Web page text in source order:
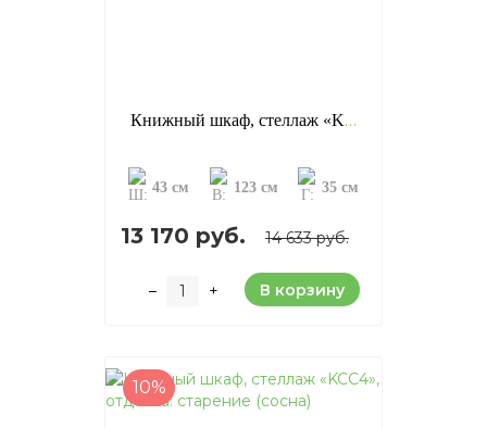
Книжный шкаф, стеллаж «KCC3», отделка: старение (сосна)
43 см 123 см 35 см
13 170 руб. 14 633 руб.
– + В корзину
10%